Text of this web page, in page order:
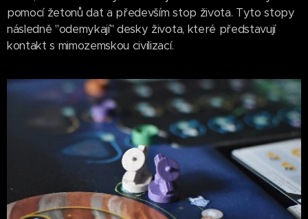
pomocí žetonů dat a především stop života. Tyto stopy
následně "odemykají" desky života, které představují
kontakt s mimozemskou civilizací.